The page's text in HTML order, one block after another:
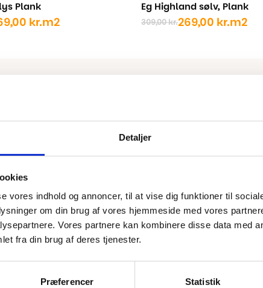
Detaljer
vores indhold og annoncer, til at vise dig funktioner til
om din brug af vores hjemmeside med vores
Vores partnere kan kombinere disse data med
fra din brug af deres tjenester.
Præferencer Statistik
Plank
kr.m2
Eg Highland sølv, Plank
309,00kr.
Den
269,00 kr.
Den
m2